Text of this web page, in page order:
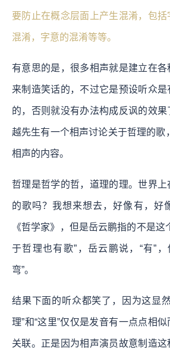
要防止在概念层面上产生混淆，包
混淆，字意的混淆等等。
有意思的是，很多相声就是建立在各
来制造笑话的，不过它是预设听众
的，否则就没有办法构成反讽的效
越先生有一个相声讨论关于哲理的歌
相声的内容。
哲理是哲学的哲，道理的理。世界
的歌吗？我想来想去，好像有，好
《哲学家》，但是岳云鹏指的不是这
于哲理也有歌”，岳云鹏说，“有”
弯”。
结果下面的听众都笑了，因为这显
理”和“这里”仅仅是发音有一点点相
关联。正是因为相声演员故意制造